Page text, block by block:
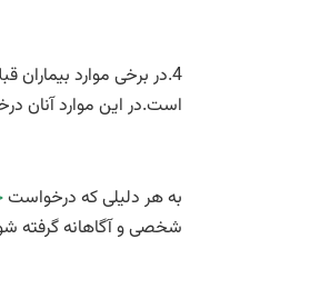
4.در برخی موارد
است.در اين موارد آنان
به هر دليلی كه درخواست
شخصی و آگاهانه گرفته